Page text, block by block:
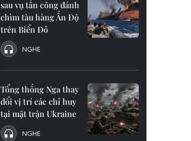
sau vụ tấn công đánh
chìm tàu hàng Ấn Độ
trên Biển Đỏ
NGHE
Tổng thống Nga thay
đổi vị trí các chỉ huy
tại mặt trận Ukraine
NGHE